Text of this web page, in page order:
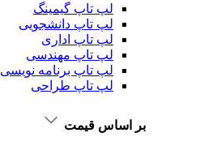
لپ تاپ گیمینگ
لپ تاپ دانشجویی
لپ تاپ اداری
لپ تاپ مهندسی
لپ تاپ برنامه نویسی
لپ تاپ طراحی
بر اساس قیمت